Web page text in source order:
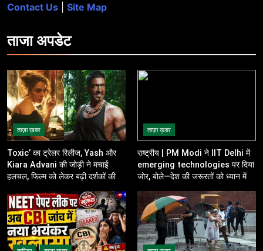
Contact Us
Site Map
ताजाअपडेट
ताज़ा ख़बर
Toxic’ का ट्रेलर रिलीज, Yash और
Kiara Advani की जोड़ी ने मचाई
हलचल, फिल्म को लेकर बढ़ी दर्शकों की
ताज़ा ख़बर
राष्ट्रीय | PM Modi ने IIT Delhi में
emerging technologies पर दिया
जोर, बोले—देश की जरूरतों को ध्यान में